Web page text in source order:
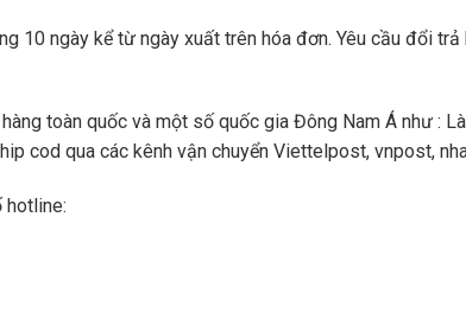
10 ngày kể từ ngày xuất trên hóa đơn. Yêu cầu đổi
toàn quốc và một số quốc gia Đông Nam Á như :
cod qua các kênh vận chuyển Viettelpost, vnpost,
hotline: